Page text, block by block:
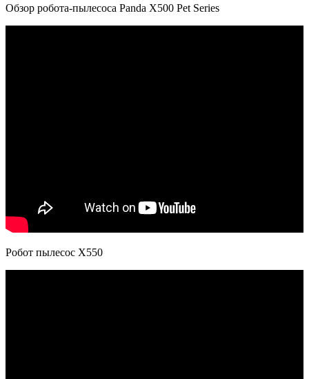
Обзор робота-пылесоса Panda X500 Pet Series
Робот пылесос Х550